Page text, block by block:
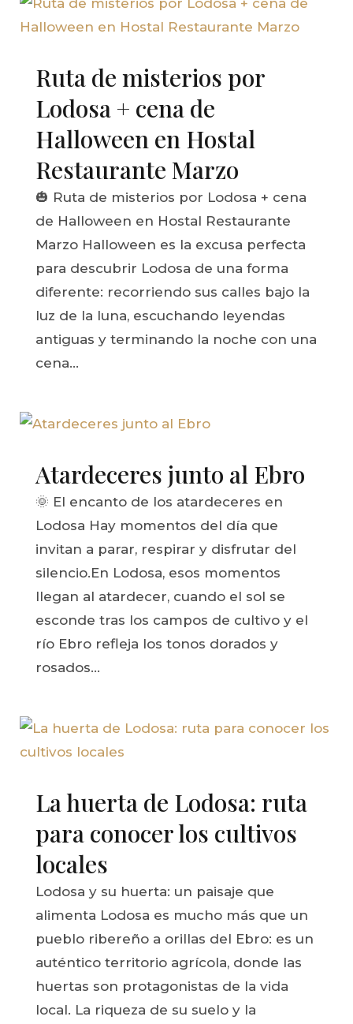
Ruta de misterios por
Lodosa + cena de
Halloween en Hostal
Restaurante Marzo
🎃 Ruta de misterios por Lodosa + cena
de Halloween en Hostal Restaurante
Marzo Halloween es la excusa perfecta
para descubrir Lodosa de una forma
diferente: recorriendo sus calles bajo la
luz de la luna, escuchando leyendas
antiguas y terminando la noche con una
cena...
Atardeceres junto al Ebro
🌞 El encanto de los atardeceres en
Lodosa Hay momentos del día que
invitan a parar, respirar y disfrutar del
silencio.En Lodosa, esos momentos
llegan al atardecer, cuando el sol se
esconde tras los campos de cultivo y el
río Ebro refleja los tonos dorados y
rosados...
La huerta de Lodosa: ruta
para conocer los cultivos
locales
Lodosa y su huerta: un paisaje que
alimenta Lodosa es mucho más que un
pueblo ribereño a orillas del Ebro: es un
auténtico territorio agrícola, donde las
huertas son protagonistas de la vida
local. La riqueza de su suelo y la